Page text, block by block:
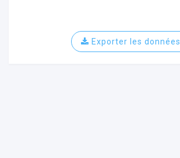
Exporter les données